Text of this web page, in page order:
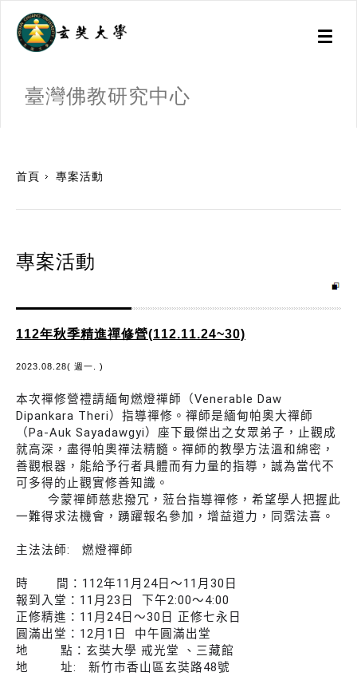
Toggle
臺灣佛教研究中心
首頁 專案活動
專案活動
112年秋季精進禪修營(112.11.24~30)
2023.08.28( 週一. )
本次禪修營禮請緬甸燃燈禪師（Venerable Daw
Dipankara Theri）指導禪修。禪師是緬甸帕奧大禪師
（Pa-Auk Sayadawgyi）座下最傑出之女眾弟子，止觀成
就高深，盡得帕奧禪法精髓。禪師的教學方法溫和綿密，
善觀根器，能給予行者具體而有力量的指導，誠為當代不
可多得的止觀實修善知識。
今蒙禪師慈悲撥冗，蒞台指導禪修，希望學人把握此
一難得求法機會，踴躍報名參加，增益道力，同霑法喜。
主法法師: 燃燈禪師
時 間：112年11月24日～11月30日
報到入堂：11月23日 下午2:00～4:00
正修精進：11月24日～30日 正修七永日
圓滿出堂：12月1日 中午圓滿出堂
地 點：玄奘大學 戒光堂 、三藏館
地 址: 新竹市香山區玄奘路48號